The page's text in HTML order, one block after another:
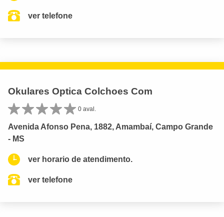
ver telefone
Okulares Optica Colchoes Com
0 aval.
Avenida Afonso Pena, 1882, Amambaí, Campo Grande
- MS
ver horario de atendimento.
ver telefone